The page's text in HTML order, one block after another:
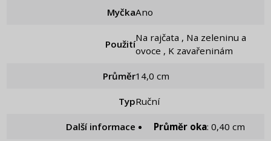
Myčka Ano
Použití
Na rajčata , Na zeleninu a
ovoce , K zavařeninám
Průměr 14,0 cm
Typ Ruční
Další informace Průměr oka: 0,40 cm